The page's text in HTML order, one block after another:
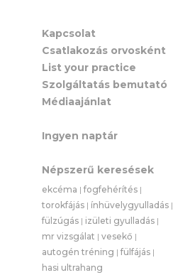
Kapcsolat
Csatlakozás orvosként
List your practice
Szolgáltatás bemutató
Médiaajánlat
Ingyen naptár
Népszerű keresések
ekcéma |fogfehérítés |
torokfájás | ínhüvelygyulladás |
fülzúgás | izületi gyulladás |
mr vizsgálat | vesekő |
autogén tréning |fülfájás |
hasi ultrahang